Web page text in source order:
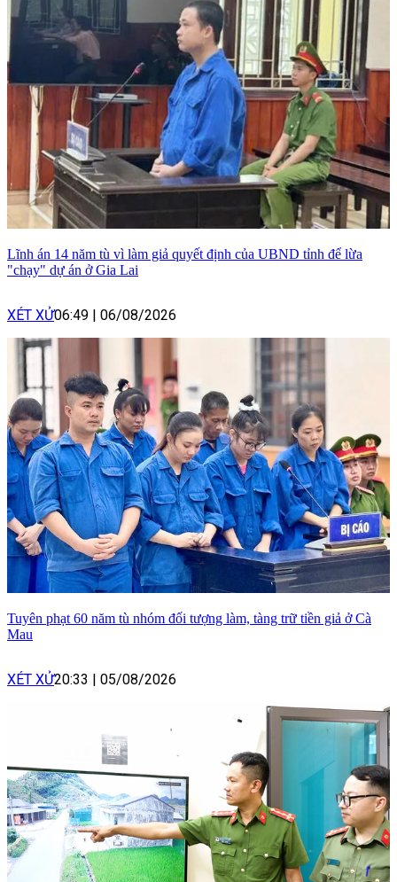
Lĩnh án 14 năm tù vì làm giả quyết định của UBND tỉnh để lừa
"chạy" dự án ở Gia Lai
XÉT XỬ06:49 06/08/2026
Tuyên phạt 60 năm tù nhóm đối tượng làm, tàng trữ tiền giả ở Cà
Mau
XÉT XỬ20:33 05/08/2026